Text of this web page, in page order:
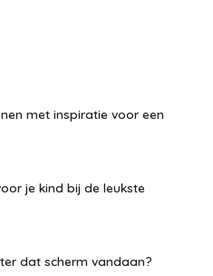
met inspiratie voor een
je kind bij de leukste
dat scherm vandaan?